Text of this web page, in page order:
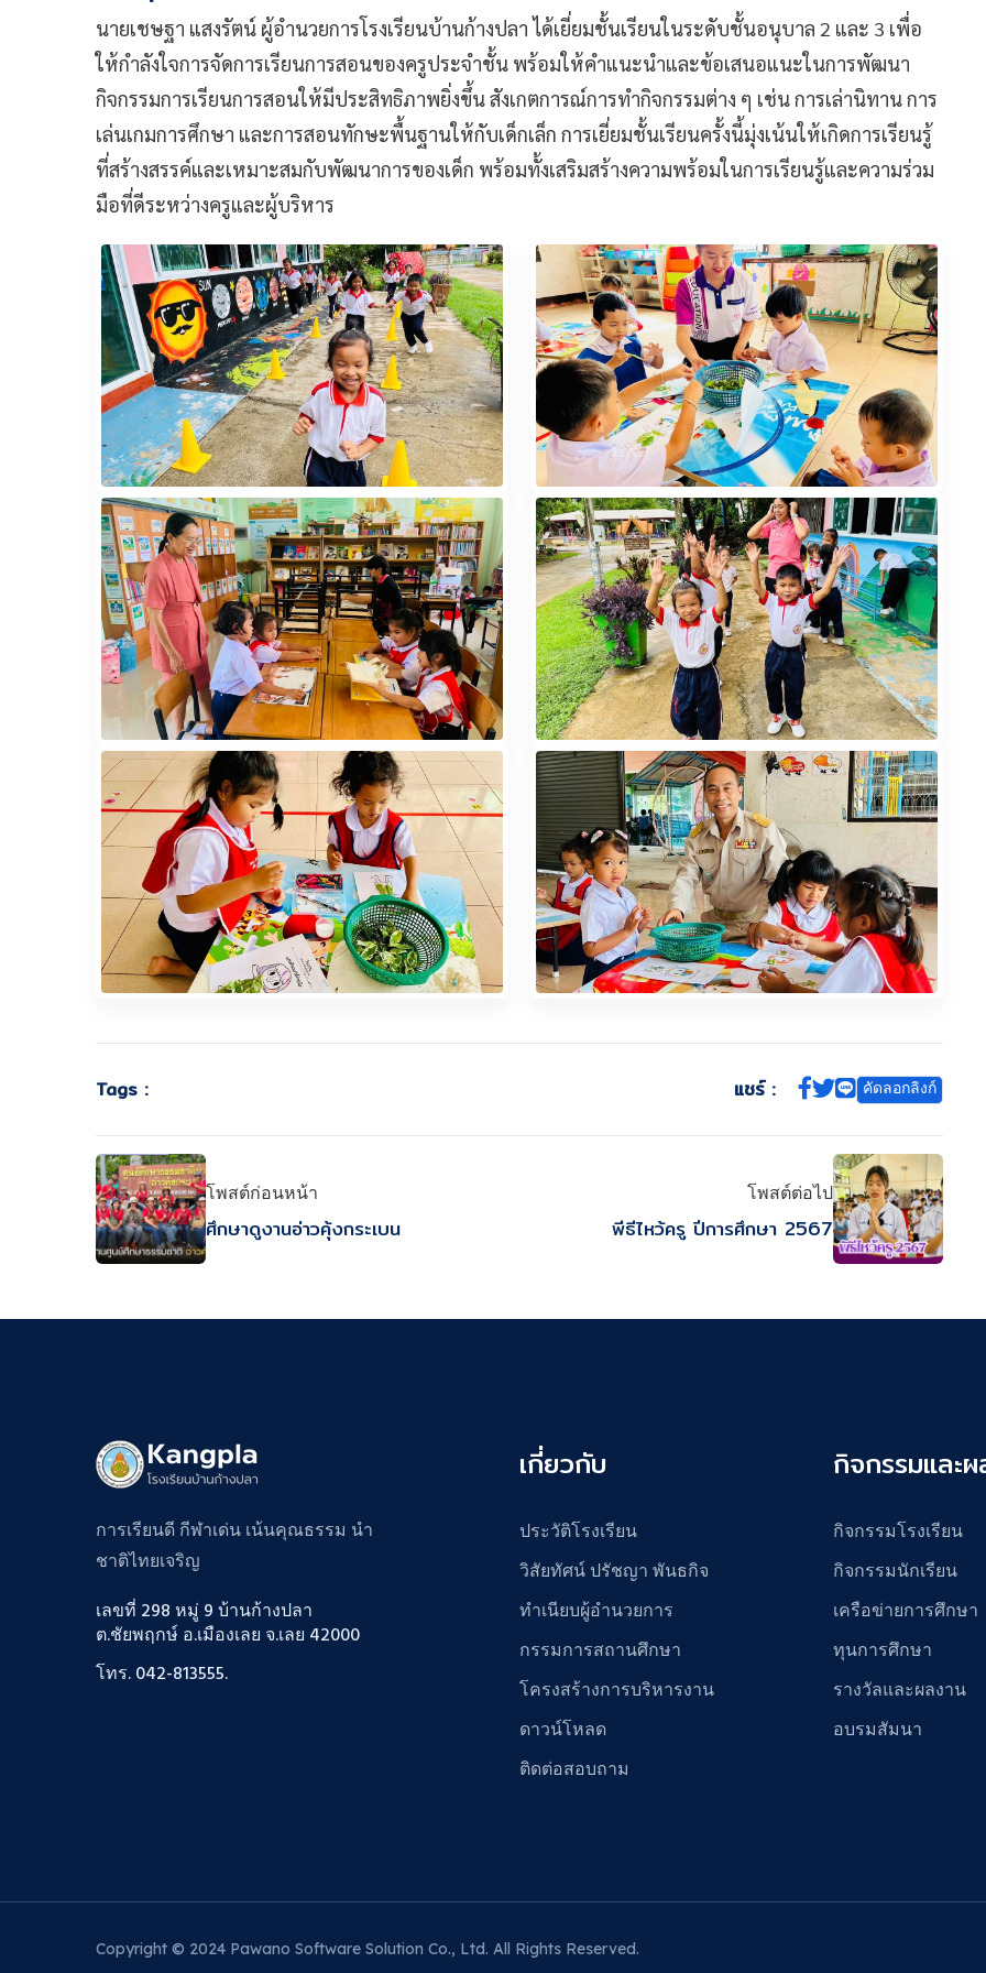
นายเชษฐา แสงรัตน์ ผู้อำนวยการโรงเรียนบ้านก้างปลา ได้เยี่ยมชั้นเรียนในระดับชั้นอนุบาล 2 และ 3 เพื่อ
ให้กำลังใจการจัดการเรียนการสอนของครูประจำชั้น พร้อมให้คำแนะนำและข้อเสนอแนะในการพัฒนา
กิจกรรมการเรียนการสอนให้มีประสิทธิภาพยิ่งขึ้น สังเกตการณ์การทำกิจกรรมต่าง ๆ เช่น การเล่านิทาน การ
เล่นเกมการศึกษา และการสอนทักษะพื้นฐานให้กับเด็กเล็ก การเยี่ยมชั้นเรียนครั้งนี้มุ่งเน้นให้เกิดการเรียนรู้
ที่สร้างสรรค์และเหมาะสมกับพัฒนาการของเด็ก พร้อมทั้งเสริมสร้างความพร้อมในการเรียนรู้และความร่วม
มือที่ดีระหว่างครูและผู้บริหาร
Tags : แชร์ : คัดลอกลิงก์
โพสต์ก่อนหน้า
ศึกษาดูงานอ่าวคุ้งกระเบน
โพสต์ต่อไป
พีธีไหว้ครู ปีการศึกษา 2567
การเรียนดี กีฬาเด่น เน้นคุณธรรม นำ
ชาติไทยเจริญ
เลขที่ 298 หมู่ 9 บ้านก้างปลา
ต.ชัยพฤกษ์ อ.เมืองเลย จ.เลย 42000
โทร. 042-813555.
เกี่ยวกับ
ประวัติโรงเรียน
วิสัยทัศน์ ปรัชญา พันธกิจ
ทำเนียบผู้อำนวยการ
กรรมการสถานศึกษา
โครงสร้างการบริหารงาน
ดาวน์โหลด
ติดต่อสอบถาม
กิจกรรมและ
กิจกรรมโรงเรียน
กิจกรรมนักเรียน
เครือข่ายการศึกษา
ทุนการศึกษา
รางวัลและผลงาน
อบรมสัมนา
Copyright © 2024 Pawano Software Solution Co., Ltd. All Rights Reserved.